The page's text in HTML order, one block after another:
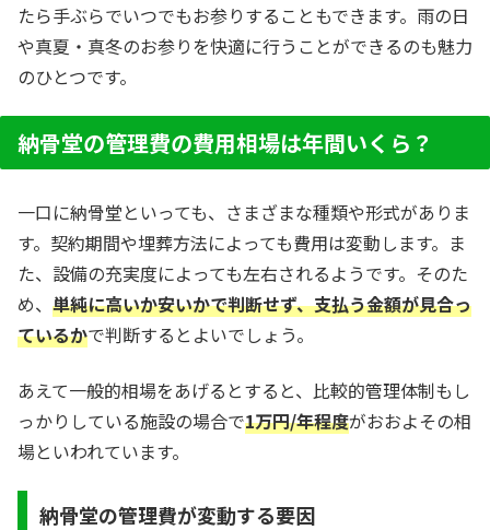
たら手ぶらでいつでもお参りすることもできます。雨の日
や真夏・真冬のお参りを快適に行うことができるのも魅力
のひとつです。
納骨堂の管理費の費用相場は年間いくら？
一口に納骨堂といっても、さまざまな種類や形式がありま
す。契約期間や埋葬方法によっても費用は変動します。ま
た、設備の充実度によっても左右されるようです。そのた
め、 単純に高いか安いかで判断せず、支払う金額が見合っ
ているかで判断するとよいでしょう。
あえて一般的相場をあげるとすると、比較的管理体制もし
っかりしている施設の場合で1万円/年程度がおおよその相
場といわれています。
納骨堂の管理費が変動する要因